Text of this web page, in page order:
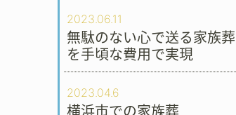
2023.06.11
無駄のない心で送る家族葬
を手頃な費用で実現
2023.04.6
横浜市での家族葬